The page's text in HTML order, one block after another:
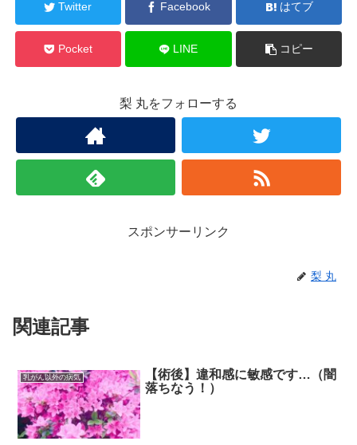
Twitter Facebook はてブ
Pocket LINE コピー
梨 丸をフォローする
スポンサーリンク
梨 丸
関連記事
乳がん以外の病気
【術後】違和感に敏感です…（闇
落ちなう！）